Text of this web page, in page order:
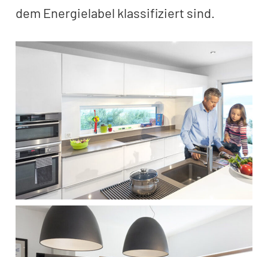
dem Energielabel klassifiziert sind.